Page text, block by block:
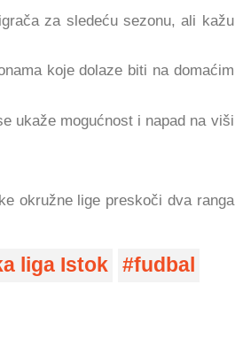
za sledeću sezonu, ali kažu
koje dolaze biti na domaćim
ukaže mogućnost i napad na viši
okružne lige preskoči dva ranga
liga Istok
fudbal